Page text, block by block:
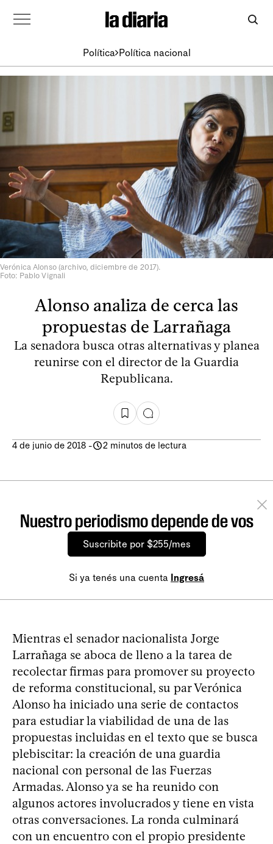
Política Política nacional
Verónica Alonso (archivo, diciembre de 2017).
Foto: Pablo Vignali
Alonso analiza de cerca las
propuestas de Larrañaga
La senadora busca otras alternativas y planea
reunirse con el director de la Guardia
Republicana.
4 de junio de 2018 - 2 minutos de lectura
Nuestro periodismo depende de vos
Suscribite por $255/mes
Si ya tenés una cuenta Ingresá
Mientras el senador nacionalista Jorge
Larrañaga se aboca de lleno a la tarea de
recolectar firmas para promover su proyecto
de reforma constitucional, su par Verónica
Alonso ha iniciado una serie de contactos
para estudiar la viabilidad de una de las
propuestas incluidas en el texto que se busca
plebiscitar: la creación de una guardia
nacional con personal de las Fuerzas
Armadas. Alonso ya se ha reunido con
algunos actores involucrados y tiene en vista
otras conversaciones. La ronda culminará
con un encuentro con el propio presidente